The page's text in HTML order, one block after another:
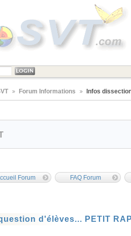
Forum Informations Infos
Forum FAQ Forum
d'élèves... PETIT